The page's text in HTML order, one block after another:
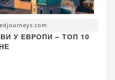
У ЕВРОПИ – ТОП 10